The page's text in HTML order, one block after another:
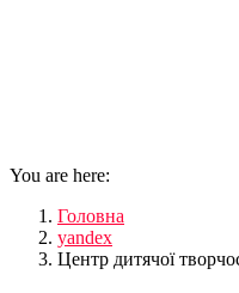
You are here:
Головна
yandex
Центр дитячої